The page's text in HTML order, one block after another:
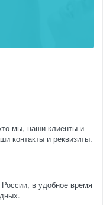
мы, наши клиенты и
контакты и реквизиты.
в удобное время